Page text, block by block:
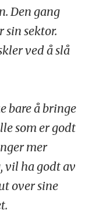
Den gang
sin sektor.
ved å slå
bare å bringe
som er godt
mer
vil ha godt av
over sine